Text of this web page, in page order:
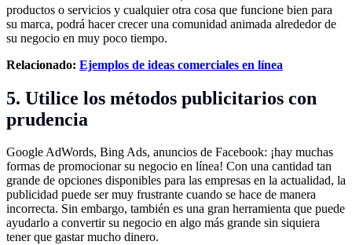
productos o servicios y cualquier otra cosa que funcione bien para
su marca, podrá hacer crecer una comunidad animada alrededor de
su negocio en muy poco tiempo.
Relacionado: Ejemplos de ideas comerciales en línea
5. Utilice los métodos publicitarios con
prudencia
Google AdWords, Bing Ads, anuncios de Facebook: ¡hay muchas
formas de promocionar su negocio en línea! Con una cantidad tan
grande de opciones disponibles para las empresas en la actualidad, la
publicidad puede ser muy frustrante cuando se hace de manera
incorrecta. Sin embargo, también es una gran herramienta que puede
ayudarlo a convertir su negocio en algo más grande sin siquiera
tener que gastar mucho dinero.